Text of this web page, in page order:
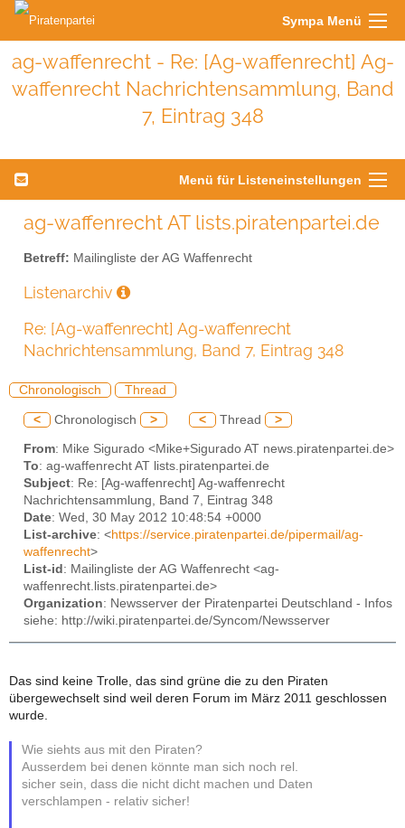
Sympa Menü
ag-waffenrecht - Re: [Ag-waffenrecht] Ag-
waffenrecht Nachrichtensammlung, Band
7, Eintrag 348
Menü für Listeneinstellungen
ag-waffenrecht AT lists.piratenpartei.de
Betreff: Mailingliste der AG Waffenrecht
Listenarchiv
Re: [Ag-waffenrecht] Ag-waffenrecht
Nachrichtensammlung, Band 7, Eintrag 348
Chronologisch Thread
< Chronologisch > < Thread >
From: Mike Sigurado <Mike+Sigurado AT news.piratenpartei.de>
To: ag-waffenrecht AT lists.piratenpartei.de
Subject: Re: [Ag-waffenrecht] Ag-waffenrecht
Nachrichtensammlung, Band 7, Eintrag 348
Date: Wed, 30 May 2012 10:48:54 +0000
List-archive: <https://service.piratenpartei.de/pipermail/ag-
waffenrecht>
List-id : Mailingliste der AG Waffenrecht <ag-
waffenrecht.lists.piratenpartei.de>
Organization: Newsserver der Piratenpartei Deutschland - Infos
siehe: http://wiki.piratenpartei.de/Syncom/Newsserver
Das sind keine Trolle, das sind grüne die zu den Piraten
übergewechselt sind weil deren Forum im März 2011 geschlossen
wurde.
Wie siehts aus mit den Piraten?
Ausserdem bei denen könnte man sich noch rel.
sicher sein, dass die nicht dicht machen und Daten
verschlampen - relativ sicher!